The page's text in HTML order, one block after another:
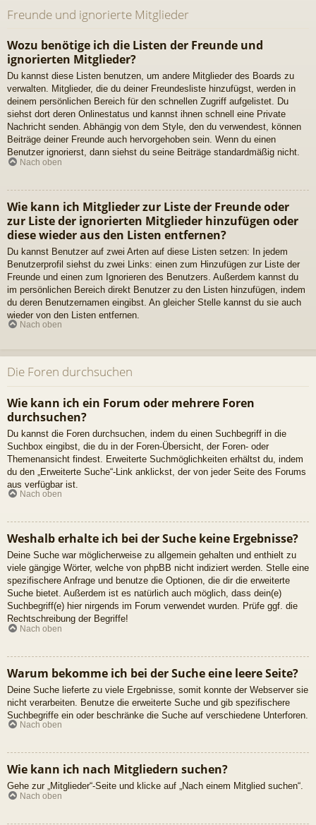
Freunde und ignorierte Mitglieder
Wozu benötige ich die Listen der Freunde und
ignorierten Mitglieder?
Du kannst diese Listen benutzen, um andere Mitglieder des Boards zu
verwalten. Mitglieder, die du deiner Freundesliste hinzufügst, werden in
deinem persönlichen Bereich für den schnellen Zugriff aufgelistet. Du
siehst dort deren Onlinestatus und kannst ihnen schnell eine Private
Nachricht senden. Abhängig von dem Style, den du verwendest, können
Beiträge deiner Freunde auch hervorgehoben sein. Wenn du einen
Benutzer ignorierst, dann siehst du seine Beiträge standardmäßig nicht.
Nach oben
Wie kann ich Mitglieder zur Liste der Freunde oder
zur Liste der ignorierten Mitglieder hinzufügen oder
diese wieder aus den Listen entfernen?
Du kannst Benutzer auf zwei Arten auf diese Listen setzen: In jedem
Benutzerprofil siehst du zwei Links: einen zum Hinzufügen zur Liste der
Freunde und einen zum Ignorieren des Benutzers. Außerdem kannst du
im persönlichen Bereich direkt Benutzer zu den Listen hinzufügen, indem
du deren Benutzernamen eingibst. An gleicher Stelle kannst du sie auch
wieder von den Listen entfernen.
Nach oben
Die Foren durchsuchen
Wie kann ich ein Forum oder mehrere Foren
durchsuchen?
Du kannst die Foren durchsuchen, indem du einen Suchbegriff in die
Suchbox eingibst, die du in der Foren-Übersicht, der Foren- oder
Themenansicht findest. Erweiterte Suchmöglichkeiten erhältst du, indem
du den „Erweiterte Suche“-Link anklickst, der von jeder Seite des Forums
aus verfügbar ist.
Nach oben
Weshalb erhalte ich bei der Suche keine Ergebnisse?
Deine Suche war möglicherweise zu allgemein gehalten und enthielt zu
viele gängige Wörter, welche von phpBB nicht indiziert werden. Stelle eine
spezifischere Anfrage und benutze die Optionen, die dir die erweiterte
Suche bietet. Außerdem ist es natürlich auch möglich, dass dein(e)
Suchbegriff(e) hier nirgends im Forum verwendet wurden. Prüfe ggf. die
Rechtschreibung der Begriffe!
Nach oben
Warum bekomme ich bei der Suche eine leere Seite?
Deine Suche lieferte zu viele Ergebnisse, somit konnte der Webserver sie
nicht verarbeiten. Benutze die erweiterte Suche und gib spezifischere
Suchbegriffe ein oder beschränke die Suche auf verschiedene Unterforen.
Nach oben
Wie kann ich nach Mitgliedern suchen?
Gehe zur „Mitglieder“-Seite und klicke auf „Nach einem Mitglied suchen“.
Nach oben